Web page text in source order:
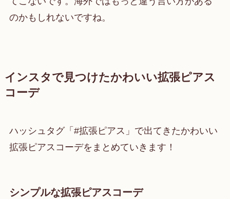
のかもしれないですね。
インスタで見つけたかわいい拡張ピアス
コーデ
ハッシュタグ「#拡張ピアス」で出てきたかわいい
拡張ピアスコーデをまとめていきます！
シンプルな拡張ピアスコーデ